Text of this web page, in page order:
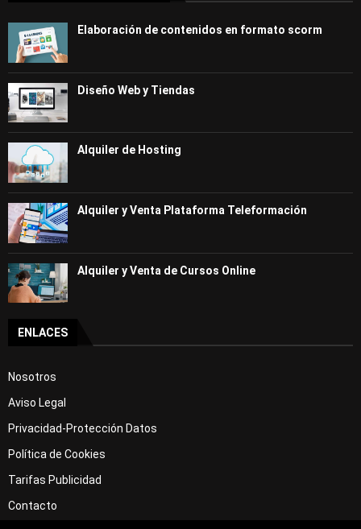
Elaboración de contenidos en formato scorm
Diseño Web y Tiendas
Alquiler de Hosting
Alquiler y Venta Plataforma Teleformación
Alquiler y Venta de Cursos Online
ENLACES
Nosotros
Aviso Legal
Privacidad-Protección Datos
Política de Cookies
Tarifas Publicidad
Contacto